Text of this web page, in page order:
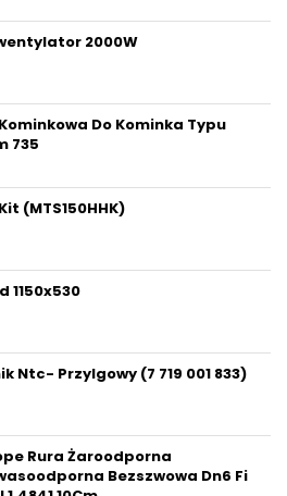
2000W
Do Kominka Typu
735
(MTS150HHK)
1150x530
Ntc- Przylgowy (7 719 001 833)
Rura Żaroodporna
Bezszwowa Dn6 Fi